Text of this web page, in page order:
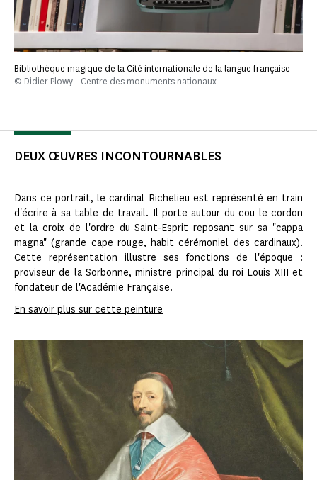
Bibliothèque magique de la Cité internationale de la langue française
© Didier Plowy - Centre des monuments nationaux
DEUX ŒUVRES INCONTOURNABLES
Dans ce portrait, le cardinal Richelieu est représenté en train
d'écrire à sa table de travail. Il porte autour du cou le cordon
et la croix de l'ordre du Saint-Esprit reposant sur sa "cappa
magna" (grande cape rouge, habit cérémoniel des cardinaux).
Cette représentation illustre ses fonctions de l'époque :
proviseur de la Sorbonne, ministre principal du roi Louis XIII et
fondateur de l'Académie Française.
En savoir plus sur cette peinture